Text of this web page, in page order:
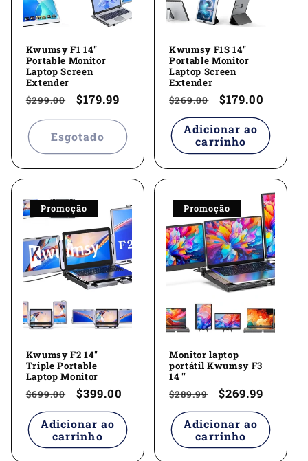
Kwumsy F1 14''
Portable Monitor
Laptop Screen
Extender
Preço
normal
$299.00
Preço
promocional
$179.99
Esgotado
Kwumsy F1S 14''
Portable Monitor
Laptop Screen
Extender
Preço
normal
$269.00
Preço
promocional
$179.00
Adicionar ao
carrinho
Promoção
Kwumsy F2 14''
Triple Portable
Laptop Monitor
Preço
normal
$699.00
Preço
promocional
$399.00
Adicionar ao
carrinho
Promoção
Monitor laptop
portátil Kwumsy F3
14 ''
Preço
normal
$289.99
Preço
promocional
$269.99
Adicionar ao
carrinho